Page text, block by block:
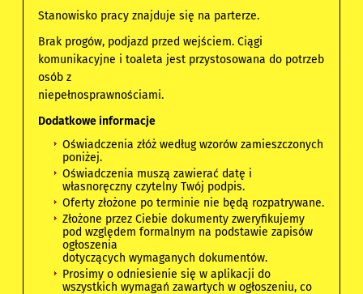
Stanowisko pracy znajduje się na parterze.
Brak progów, podjazd przed wejściem. Ciągi
komunikacyjne i toaleta jest przystosowana do potrzeb
osób z
niepełnosprawnościami.
Dodatkowe informacje
Oświadczenia złóż według wzorów zamieszczonych
poniżej.
Oświadczenia muszą zawierać datę i
własnoręczny czytelny Twój podpis.
Oferty złożone po terminie nie będą rozpatrywane.
Złożone przez Ciebie dokumenty zweryfikujemy
pod względem formalnym na podstawie zapisów
ogłoszenia
dotyczących wymaganych dokumentów.
Prosimy o odniesienie się w aplikacji do
wszystkich wymagań zawartych w ogłoszeniu, co